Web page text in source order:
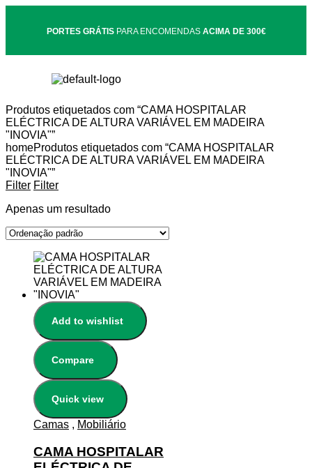
PORTES GRÁTISPARA ENCOMENDAS ACIMA DE 300€
Produtos etiquetados com “CAMA HOSPITALAR
ELÉCTRICA DE ALTURA VARIÁVEL EM MADEIRA
"INOVIA"”
homeProdutos etiquetados com “CAMA HOSPITALAR
ELÉCTRICA DE ALTURA VARIÁVEL EM MADEIRA
"INOVIA"”
Filter Filter
Apenas um resultado
Add to wishlist
Compare
Quick view
Camas , Mobiliário
CAMA HOSPITALAR